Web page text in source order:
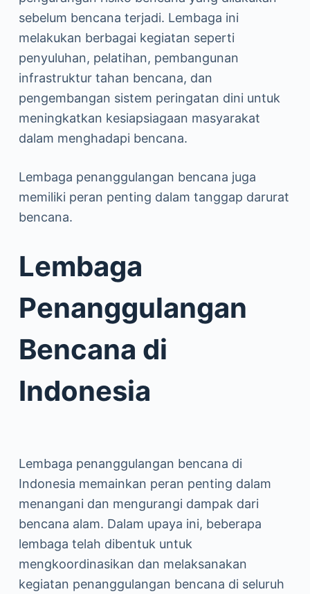
sebelum bencana terjadi. Lembaga ini
melakukan berbagai kegiatan seperti
penyuluhan, pelatihan, pembangunan
infrastruktur tahan bencana, dan
pengembangan sistem peringatan dini untuk
meningkatkan kesiapsiagaan masyarakat
dalam menghadapi bencana.
Lembaga penanggulangan bencana juga
memiliki peran penting dalam tanggap darurat
bencana.
Lembaga
Penanggulangan
Bencana di
Indonesia
Lembaga penanggulangan bencana di
Indonesia memainkan peran penting dalam
menangani dan mengurangi dampak dari
bencana alam. Dalam upaya ini, beberapa
lembaga telah dibentuk untuk
mengkoordinasikan dan melaksanakan
kegiatan penanggulangan bencana di seluruh